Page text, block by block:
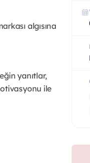
algısına
yanıtlar,
ile